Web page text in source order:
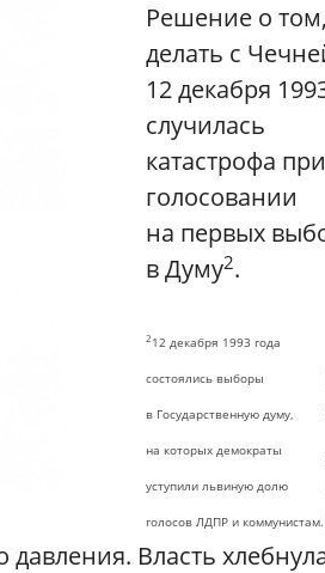
Решение о
делать с
12 декабря
случилась
катастрофа при
голосовании
на первых
в Думу2.
2 12 декабря 1993 года
состоялись выборы
в Государственную думу,
на которых демократы
уступили львиную долю
голосов ЛДПР и коммунистам.
Власть